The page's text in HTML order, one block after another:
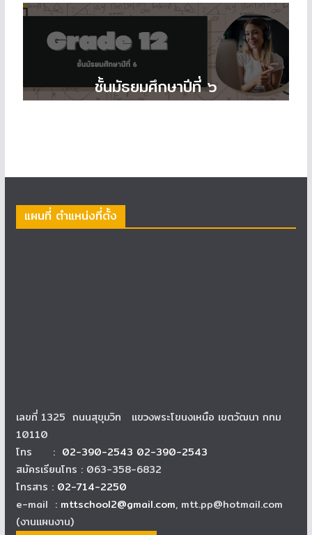
ชั้นมัธยมศึกษาปีที่ ๖
แผนที่ ตำแหน่งที่ตั้ง
เลขที่ 1325 ถนนสุขุมวิท แขวงพระโขนงเหนือ เขตวัฒนา กทม
10110
โทร : 02-390-2543 02-390-2543
สมัครเรียนโทร : 063-358-6832
โทรสาร : 02-714-2250
e-mail : mttschool2@gmail.com, mtt.pp@hotmail.com
(งานแผนงาน)